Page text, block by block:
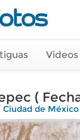
(
Ciudad de México